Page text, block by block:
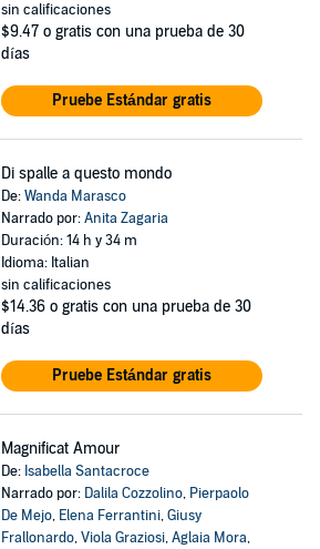
sin calificaciones
$9.47 o gratis con una prueba de 30
días
Pruebe Estándar gratis
Di spalle a questo mondo
De:Wanda Marasco
Narrado por:Anita Zagaria
Duración: 14 h y 34 m
Idioma: Italian
sin calificaciones
$14.36 o gratis con una prueba de 30
días
Pruebe Estándar gratis
Magnificat Amour
De: Isabella Santacroce
Narrado por: Dalila Cozzolino, Pierpaolo
De Mejo, Elena Ferrantini,Giusy
Frallonardo,Viola Graziosi,Aglaia Mora,